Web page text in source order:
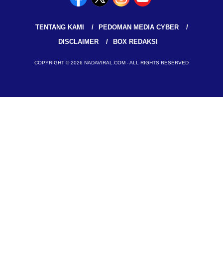
TENTANG KAMI
PEDOMAN MEDIA CYBER
DISCLAIMER
BOX REDAKSI
COPYRIGHT © 2026 NADAVIRAL.COM - ALL RIGHTS RESERVED